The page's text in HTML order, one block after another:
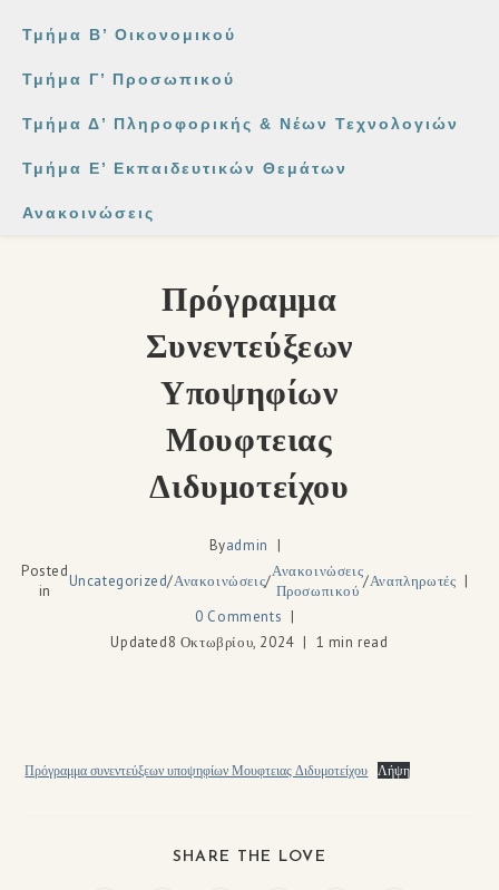
Τμήμα Β’ Οικονομικού
Τμήμα Γ’ Προσωπικού
Τμήμα Δ’ Πληροφορικής & Νέων Τεχνολογιών
Τμήμα Ε’ Εκπαιδευτικών Θεμάτων
Ανακοινώσεις
Πρόγραμμα
Συνεντεύξεων
Υποψηφίων
Μουφτειας
Διδυμοτείχου
Byadmin
Posted
in
Uncategorized/Ανακοινώσεις/
Ανακοινώσεις
Προσωπικού
/Αναπληρωτές
0 Comments
Updated8 Οκτωβρίου, 2024 1 min read
Πρόγραμμα συνεντεύξεων υποψηφίων Μουφτειας Διδυμοτείχου Λήψη
SHARE THE LOVE